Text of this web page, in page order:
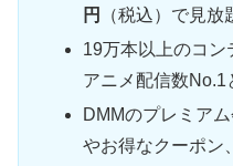
円
（税込）で見放
19万本以上のコ
アニメ配信数No.1
DMMのプレミア
やお得なクーポン